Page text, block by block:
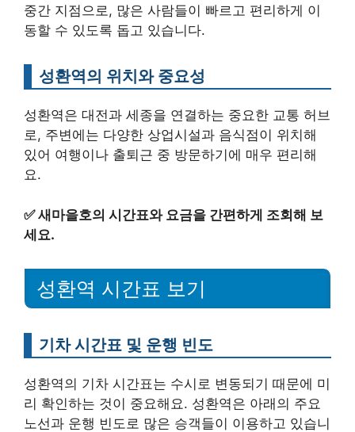
중간 지점으로, 많은 사람들이 빠르고 편리하게 이
동할 수 있도록 돕고 있습니다.
성환역의 위치와 중요성
성환역은 대전과 세종을 연결하는 중요한 교통 허브
로, 주변에는 다양한 상업시설과 음식점이 위치해
있어 여행이나 출퇴근 중 방문하기에 매우 편리해
요.
✅새마을호의 시간표와 요금을 간편하게 조회해 보
세요.
성환역 시간표 보기
기차 시간표 및 운행 빈도
성환역의 기차 시간표는 수시로 변동되기 때문에 미
리 확인하는 것이 중요해요. 성환역은 아래의 주요
노선과 운행 빈도로 많은 승객들이 이용하고 있습니